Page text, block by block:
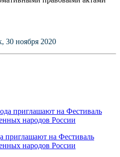
30 ноября 2020
приглашают на Фестиваль
народов России